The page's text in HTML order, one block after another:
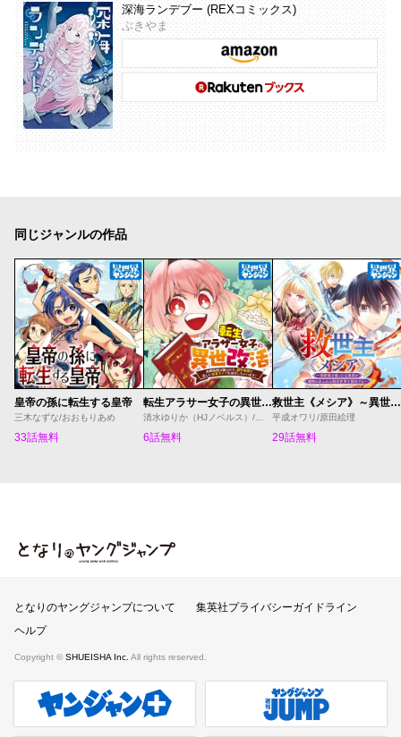
深海ランデブー (REXコミックス)
ぶきやま
同じジャンルの作品
皇帝の孫に転生する皇帝
三木なずな/おおもりあめ
33話無料
転生アラサー女子の異世改活 政略結婚は嫌なので、雑学知識で楽しい改革ライフを決行しちゃいます！
6話無料
救世主《メシア》～異世界を救った元勇者が魔物のあふれる現実世界を無双する～
平成オワリ/原田絵理
29話無料
となりのヤングジャンプ
となりのヤングジャンプについて
集英社プライバシーガイドライン
ヘルプ
Copyright © SHUEISHA Inc. All rights reserved.
ヤンジャンプラス 週刊ヤングジャンプ公式サイト